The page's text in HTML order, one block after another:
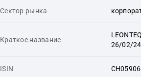
Сектор рынка
Краткое название
26/02/24
ISIN